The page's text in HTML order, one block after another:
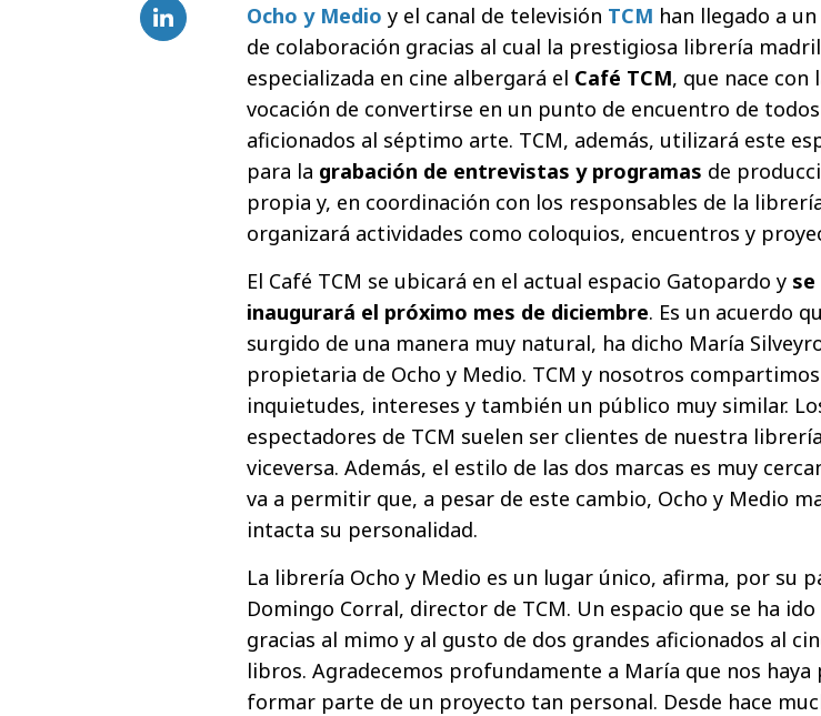
Ocho y Medio y el canal de televisión TCM han llegado a
de colaboración gracias al cual la prestigiosa librería
especializada en cine albergará el Café TCM, que nace con
vocación de convertirse en un punto de encuentro de
aficionados al séptimo arte. TCM, además, utilizará este
para la grabación de entrevistas y programas de
propia y, en coordinación con los responsables de la
organizará actividades como coloquios, encuentros y
El Café TCM se ubicará en el actual espacio Gatopardo y se
inaugurará el próximo mes de diciembre. Es un acuerdo
surgido de una manera muy natural, ha dicho María
propietaria de Ocho y Medio. TCM y nosotros compartimos
inquietudes, intereses y también un público muy similar.
espectadores de TCM suelen ser clientes de nuestra
viceversa. Además, el estilo de las dos marcas es muy
va a permitir que, a pesar de este cambio, Ocho y Medio
intacta su personalidad.
La librería Ocho y Medio es un lugar único, afirma, por su
Domingo Corral, director de TCM. Un espacio que se ha
gracias al mimo y al gusto de dos grandes aficionados al
libros. Agradecemos profundamente a María que nos
formar parte de un proyecto tan personal. Desde hace